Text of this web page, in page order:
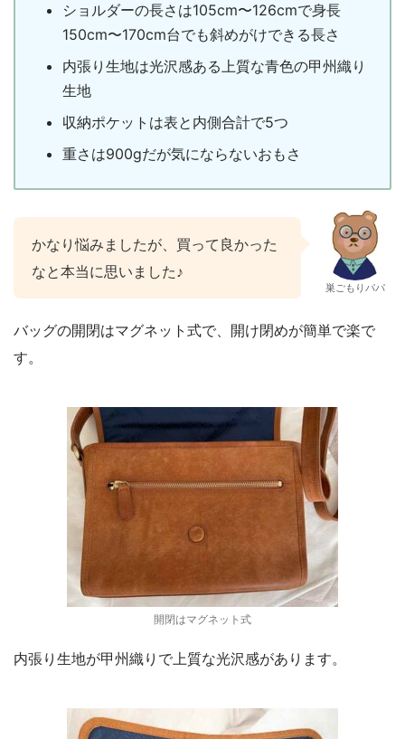
ショルダーの長さは105cm〜126cmで身長
150cm〜170cm台でも斜めがけできる長さ
内張り生地は光沢感ある上質な青色の甲州織り
生地
収納ポケットは表と内側合計で5つ
重さは900gだが気にならないおもさ
かなり悩みましたが、買って良かった
なと本当に思いました♪
巣ごもりパパ
バッグの開閉はマグネット式で、開け閉めが簡単で楽で
す。
開閉はマグネット式
内張り生地が甲州織りで上質な光沢感があります。